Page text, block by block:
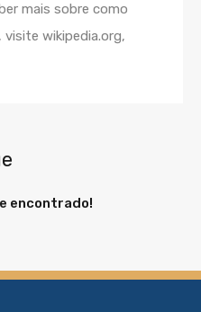
mais sobre como
visite wikipedia.org,
encontrado!